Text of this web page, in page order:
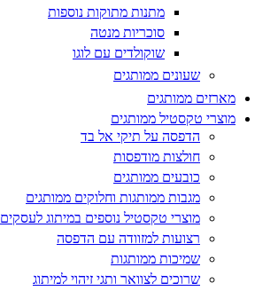
מתנות מתוקות נוספות
סוכריות מנטה
שוקולדים עם לוגו
שעונים ממותגים
מארזים ממותגים
מוצרי טקסטיל ממותגים
הדפסה על תיקי אל בד
חולצות מודפסות
כובעים ממותגים
מגבות ממותגות וחלוקים ממותגים
מוצרי טקסטיל נוספים במיתוג לעסקים
רצועות למזוודה עם הדפסה
שמיכות ממותגות
שרוכים לצוואר ותגי זיהוי למיתוג